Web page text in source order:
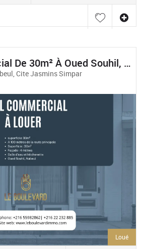
Local Commercial De 30m² À Oued Souhil, Nabeul
Cite Jasmins Simpar
Loué